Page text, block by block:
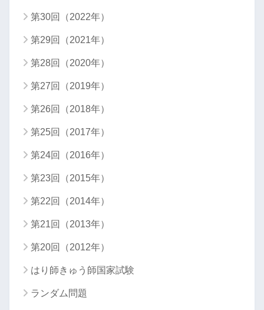
第30回（2022年）
第29回（2021年）
第28回（2020年）
第27回（2019年）
第26回（2018年）
第25回（2017年）
第24回（2016年）
第23回（2015年）
第22回（2014年）
第21回（2013年）
第20回（2012年）
はり師きゅう師国家試験
ランダム問題